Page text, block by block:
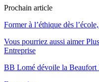
Prochain article
Former à l’éthique dès
Vous pourriez aussi aimer
Entreprise
BB Lomé dévoile la